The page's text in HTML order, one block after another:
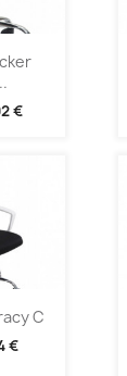
€
C
€